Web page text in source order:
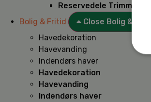
Reservedele Trimmere
Bolig & Fritid
Close Bolig & Fritid
Havedekoration
Havevanding
Indendørs haver
Havedekoration
Havevanding
Indendørs haver